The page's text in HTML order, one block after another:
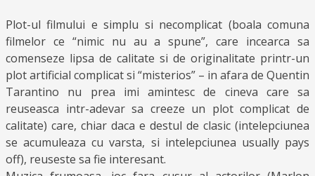
Plot-ul filmului e simplu si necomplicat (boala comuna
filmelor ce “nimic nu au a spune”, care incearca sa
comenseze lipsa de calitate si de originalitate printr-un
plot artificial complicat si “misterios” – in afara de Quentin
Tarantino nu prea imi amintesc de cineva care sa
reuseasca intr-adevar sa creeze un plot complicat de
calitate) care, chiar daca e destul de clasic (intelepciunea
se acumuleaza cu varsta, si intelepciunea usually pays
off), reuseste sa fie interesant.